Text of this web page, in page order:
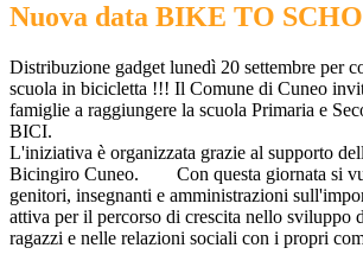
Nuova data BIKE TO
Distribuzione gadget lunedì 20 settembre per
scuola in bicicletta !!! Il Comune di Cuneo
famiglie a raggiungere la scuola Primaria e
L'iniziativa è organizzata grazie al supporto
Bicingiro Cuneo. Con questa giornata si
genitori, insegnanti e amministrazioni
attiva per il percorso di crescita nello sviluppo
ragazzi e nelle relazioni sociali con i propri